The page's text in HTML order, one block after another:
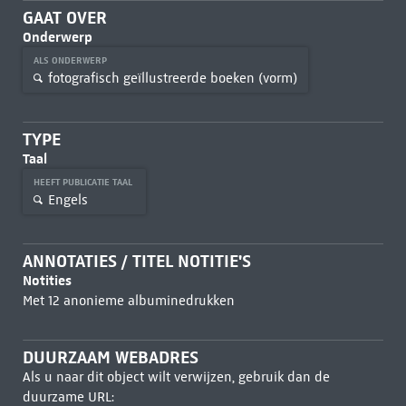
GAAT OVER
Onderwerp
ALS ONDERWERP
fotografisch geïllustreerde boeken (vorm)
TYPE
Taal
HEEFT PUBLICATIE TAAL
Engels
ANNOTATIES / TITEL NOTITIE'S
Notities
Met 12 anonieme albuminedrukken
DUURZAAM WEBADRES
Als u naar dit object wilt verwijzen, gebruik dan de
duurzame URL: